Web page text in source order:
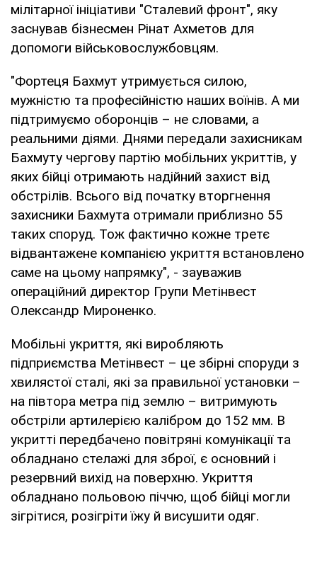
мілітарної ініціативи "Сталевий фронт", яку
заснував бізнесмен Рінат Ахметов для
допомоги військовослужбовцям.
"Фортеця Бахмут утримується силою,
мужністю та професійністю наших воїнів. А ми
підтримуємо оборонців – не словами, а
реальними діями. Днями передали захисникам
Бахмуту чергову партію мобільних укриттів, у
яких бійці отримають надійний захист від
обстрілів. Всього від початку вторгнення
захисники Бахмута отримали приблизно 55
таких споруд. Тож фактично кожне третє
відвантажене компанією укриття встановлено
саме на цьому напрямку", - зауважив
операційний директор Групи Метінвест
Олександр Мироненко.
Мобільні укриття, які виробляють
підприємства Метінвест – це збірні споруди з
хвилястої сталі, які за правильної установки –
на півтора метра під землю – витримують
обстріли артилерією калібром до 152 мм. В
укритті передбачено повітряні комунікації та
обладнано стелажі для зброї, є основний і
резервний вихід на поверхню. Укриття
обладнано польовою піччю, щоб бійці могли
зігрітися, розігріти їжу й висушити одяг.